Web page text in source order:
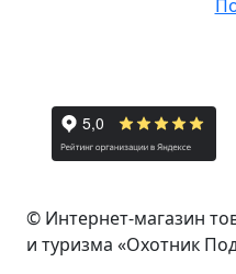
© Интернет-магазин
и туризма «Охотник